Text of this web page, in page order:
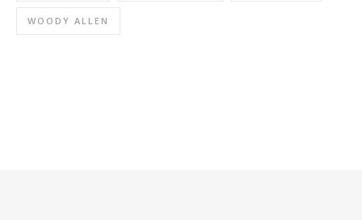
WOODY ALLEN